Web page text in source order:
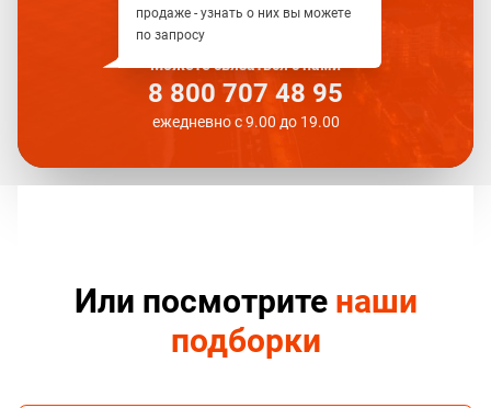
Можете связаться с нами
8 800 707 48 95
ежедневно с 9.00 до 19.00
продаже - узнать о них вы можете
по запросу
Или посмотрите наши
подборки